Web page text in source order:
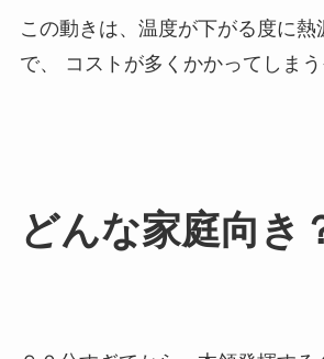
この動きは、温度が下がる度に熱
で、 コストが多くかかってしまう
どんな家庭向き